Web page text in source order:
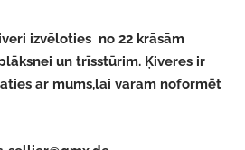
izvēloties no 22 krāsām
un trīsstūrim. Ķiveres ir
ar mums,lai varam noformēt